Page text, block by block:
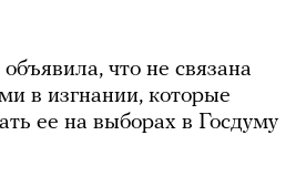
что не связана
в изгнании, которые
ее на выборах в Госдуму